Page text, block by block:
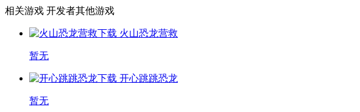
相关游戏 开发者其他游戏
火山恐龙营救
暂无
开心跳跳恐龙
暂无